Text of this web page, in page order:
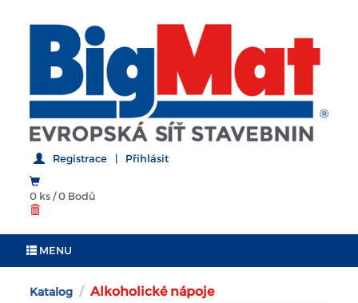
Registrace | Přihlásit
0 ks/0 Bodů
MENU
Katalog Alkoholické nápoje